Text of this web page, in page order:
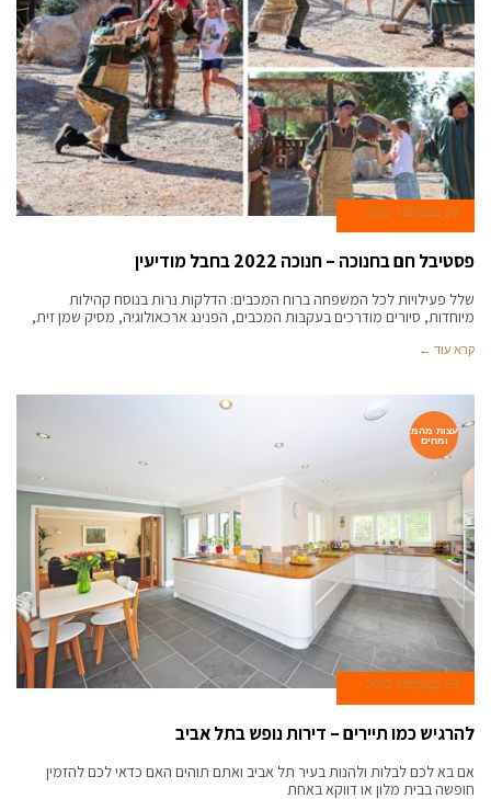
29 בנובמבר 2022
פסטיבל חם בחנוכה – חנוכה 2022 בחבל מודיעין
שלל פעילויות לכל המשפחה ברוח המכבים: הדלקות נרות בנוסח קהילות
מיוחדות, סיורים מודרכים בעקבות המכבים, הפנינג ארכאולוגיה, מסיק שמן זית,
קרא עוד ←
עצות מהמ
ומחים
29 בנובמבר 2022
להרגיש כמו תיירים – דירות נופש בתל אביב
אם בא לכם לבלות ולהנות בעיר תל אביב ואתם תוהים האם כדאי לכם להזמין
חופשה בבית מלון או דווקא באחת